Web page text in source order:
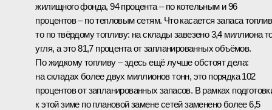
жилищного фонда, 94 процента – по котельным и 96
процентов – по тепловым сетям. Что касается запаса
то по твёрдому топливу: на склады завезено 3,4 миллиона
угля, а это 81,7 процента от запланированных объёмов.
По жидкому топливу – здесь ещё лучше обстоят дела:
на складах более двух миллионов тонн, это порядка 102
процентов от запланированных запасов. В рамках
к этой зиме по плановой замене сетей заменено более 6,5